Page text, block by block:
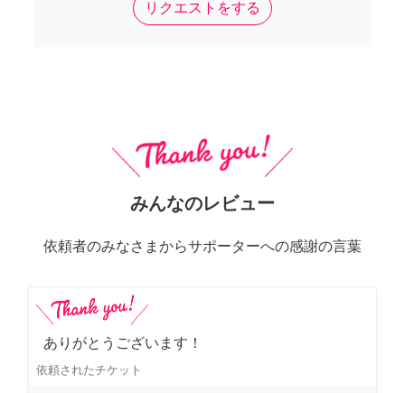
リクエストをする
みんなのレビュー
依頼者のみなさまからサポーターへの感謝の言葉
ありがとうございます！
依頼されたチケット